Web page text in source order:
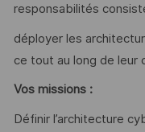
responsabilités
déployer les
ce tout au long de leur
Vos missions :
Définir l’architecture